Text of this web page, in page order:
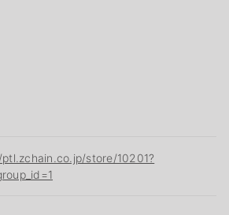
store/10201?